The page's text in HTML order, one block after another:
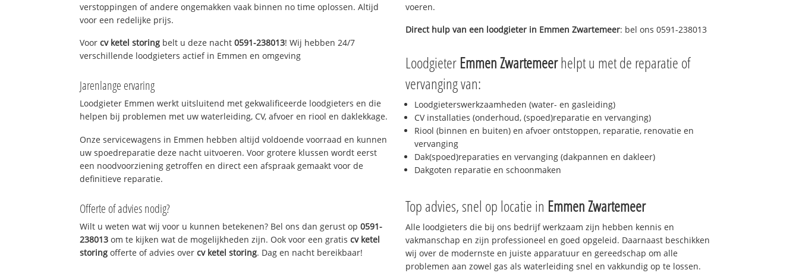
verstoppingen of andere ongemakken vaak binnen no time oplossen. Altijd
voor een redelijke prijs.
Voorcv ketel storing belt u deze nacht0591-238013! Wij hebben 24/7
verschillende loodgieters actief in Emmen en omgeving
Jarenlange ervaring
Loodgieter Emmen werkt uitsluitend met gekwalificeerde loodgieters en die
helpen bij problemen met uw waterleiding, CV, afvoer en riool en daklekkage.
Onze servicewagens in Emmen hebben altijd voldoende voorraad en kunnen
uw spoedreparatie deze nacht uitvoeren. Voor grotere klussen wordt eerst
een noodvoorziening getroffen en direct een afspraak gemaakt voor de
definitieve reparatie.
Offerte of advies nodig?
Wilt u weten wat wij voor u kunnen betekenen? Bel ons dan gerust op0591-
238013 om te kijken wat de mogelijkheden zijn. Ook voor een gratiscv ketel
storing offerte of advies overcv ketel storing. Dag en nacht bereikbaar!
voeren.
Direct hulp van een loodgieter in Emmen Zwartemeer: bel ons 0591-238013
Loodgieter Emmen Zwartemeerhelpt u met de reparatie of
vervanging van:
Loodgieterswerkzaamheden (water- en gasleiding)
CV installaties (onderhoud, (spoed)reparatie en vervanging)
Riool (binnen en buiten) en afvoer ontstoppen, reparatie, renovatie en
vervanging
Dak(spoed)reparaties en vervanging (dakpannen en dakleer)
Dakgoten reparatie en schoonmaken
Top advies, snel op locatie in Emmen Zwartemeer
Alle loodgieters die bij ons bedrijf werkzaam zijn hebben kennis en
vakmanschap en zijn professioneel en goed opgeleid. Daarnaast beschikken
wij over de modernste en juiste apparatuur en gereedschap om alle
problemen aan zowel gas als waterleiding snel en vakkundig op te lossen.